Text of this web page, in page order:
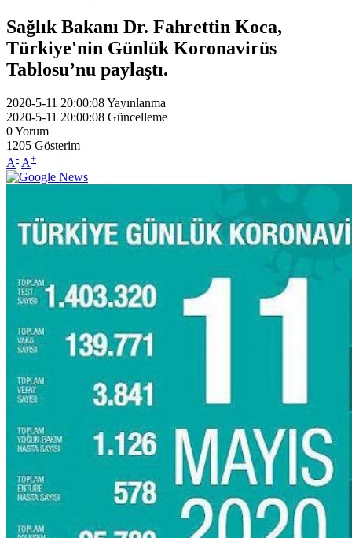
Sağlık Bakanı Dr. Fahrettin Koca,
Türkiye'nin Günlük Koronavirüs
Tablosu’nu paylaştı.
2020-5-11 20:00:08Yayınlanma
2020-5-11 20:00:08 Güncelleme
0Yorum
1205 Gösterim
A- A+